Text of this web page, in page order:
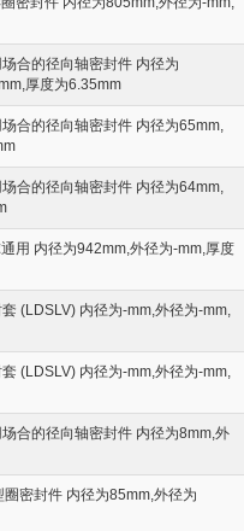
合的径向轴密封件 内径为
厚度为6.35mm
合的径向轴密封件 内径为65mm,
合的径向轴密封件 内径为64mm,
用 内径为942mm,外径为-mm,厚度
(LDSLV) 内径为-mm,外径为-mm,
(LDSLV) 内径为-mm,外径为-mm,
合的径向轴密封件 内径为8mm,外
密封件 内径为85mm,外径为